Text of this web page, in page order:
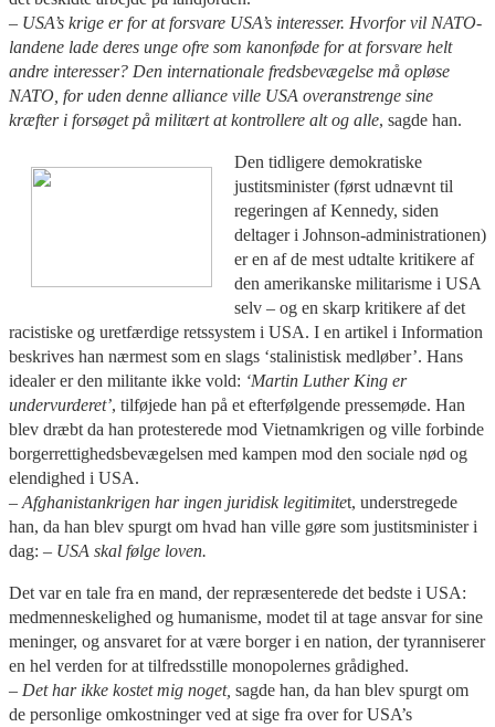
– USA’s krige er for at forsvare USA’s interesser. Hvorfor vil NATO-
landene lade deres unge ofre som kanonføde for at forsvare helt
andre interesser? Den internationale fredsbevægelse må opløse
NATO, for uden denne alliance ville USA overanstrenge sine
kræfter i forsøget på militært at kontrollere alt og alle, sagde han.
Den tidligere demokratiske
justitsminister (først udnævnt til
regeringen af Kennedy, siden
deltager i Johnson-administrationen)
er en af de mest udtalte kritikere af
den amerikanske militarisme i USA
selv – og en skarp kritikere af det
racistiske og uretfærdige retssystem i USA. I en artikel i Information
beskrives han nærmest som en slags ‘stalinistisk medløber’. Hans
idealer er den militante ikke vold: ‘Martin Luther King er
undervurderet’, tilføjede han på et efterfølgende pressemøde. Han
blev dræbt da han protesterede mod Vietnamkrigen og ville forbinde
borgerrettighedsbevægelsen med kampen mod den sociale nød og
elendighed i USA.
– Afghanistankrigen har ingen juridisk legitimitet, understregede
han, da han blev spurgt om hvad han ville gøre som justitsminister i
dag: – USA skal følge loven.
Det var en tale fra en mand, der repræsenterede det bedste i USA:
medmenneskelighed og humanisme, modet til at tage ansvar for sine
meninger, og ansvaret for at være borger i en nation, der tyranniserer
en hel verden for at tilfredsstille monopolernes grådighed.
– Det har ikke kostet mig noget, sagde han, da han blev spurgt om
de personlige omkostninger ved at sige fra over for USA’s